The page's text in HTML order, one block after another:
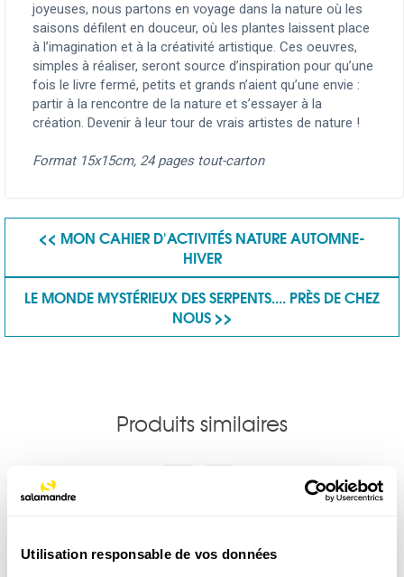
Utilisation responsable de vos données
joyeuses, nous partons en voyage dans la nature où les
saisons défilent en douceur, où les plantes laissent place
à l’imagination et à la créativité artistique. Ces oeuvres,
simples à réaliser, seront source d’inspiration pour qu’une
fois le livre fermé, petits et grands n’aient qu’une envie :
partir à la rencontre de la nature et s’essayer à la
création. Devenir à leur tour de vrais artistes de nature !
Format 15x15cm, 24 pages tout-carton
<< MON CAHIER D'ACTIVITÉS NATURE AUTOMNE-
HIVER
LE MONDE MYSTÉRIEUX DES SERPENTS.... PRÈS DE CHEZ
NOUS >>
Produits similaires